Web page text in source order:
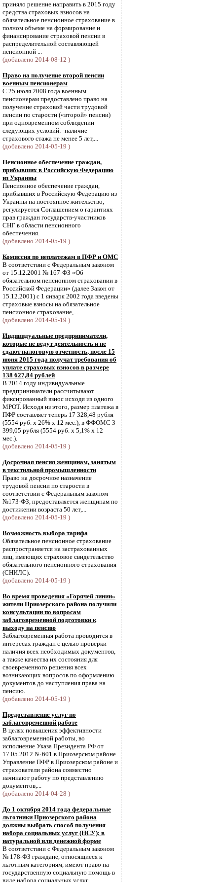
приняло решение направить в 2015 году
средства страховых взносов на
обязательное пенсионное страхование в
полном объеме на формирование и
финансирование страховой пенсии в
распределительной составляющей
пенсионной ...
(добавлено 2014-08-12 )
Право на получение второй пенсии
военным пенсионерам
С 25 июля 2008 года военным
пенсионерам предоставлено право на
получение страховой части трудовой
пенсии по старости («второй» пенсии)
при одновременном соблюдении
следующих условий: -наличие
страхового стажа не менее 5 лет,...
(добавлено 2014-05-19 )
Пенсионное обеспечение граждан,
прибывших в Российскую Федерацию
из Украины
Пенсионное обеспечение граждан,
прибывших в Российскую Федерацию из
Украины на постоянное жительство,
регулируется Соглашением о гарантиях
прав граждан государств-участников
СНГ в области пенсионного
обеспечения.
(добавлено 2014-05-19 )
Комиссия по неплатежам в ПФР и ОМС
В соответствии с Федеральным законом
от 15.12.2001 № 167-ФЗ «Об
обязательном пенсионном страховании в
Российской Федерации» (далее Закон от
15.12.2001) с 1 января 2002 года введены
страховые взносы на обязательное
пенсионное страхование,...
(добавлено 2014-05-19 )
Индивидуальные предприниматели,
которые не ведут деятельность и не
сдают налоговую отчетность, после 15
июня 2015 года получат требования об
уплате страховых взносов в размере
138 627,84 рублей
В 2014 году индивидуальные
предприниматели рассчитывают
фиксированный взнос исходя из одного
МРОТ. Исходя из этого, размер платежа в
ПФР составляет теперь 17 328,48 рубля
(5554 руб. х 26% х 12 мес.), в ФФОМС 3
399,05 рубля (5554 руб. х 5,1% х 12
мес.).
(добавлено 2014-05-19 )
Досрочная пенсия женщинам, занятым
в текстильной промышленности
Право на досрочное назначение
трудовой пенсии по старости в
соответствии с Федеральным законом
№173-ФЗ, предоставляется женщинам по
достижении возраста 50 лет,...
(добавлено 2014-05-19 )
Возможность выбора тарифа
Обязательное пенсионное страхование
распространяется на застрахованных
лиц, имеющих страховое свидетельство
обязательного пенсионного страхования
(СНИЛС).
(добавлено 2014-05-19 )
Во время проведения «Горячей линии»
жители Приозерского района получили
консультации по вопросам
заблаговременной подготовки к
выходу на пенсию
Заблаговременная работа проводится в
интересах граждан с целью проверки
наличия всех необходимых документов,
а также качества их состояния для
своевременного решения всех
возникающих вопросов по оформлению
документов до наступления права на
пенсию.
(добавлено 2014-05-19 )
Предоставление услуг по
заблаговременной работе
В целях повышения эффективности
заблаговременной работы, во
исполнение Указа Президента РФ от
17.05.2012 № 601 в Приозерском районе
Управление ПФР в Приозерском районе и
страхователи района совместно
начинают работу по представлению
документов,...
(добавлено 2014-04-28 )
До 1 октября 2014 года федеральные
льготники Приозерского района
должны выбрать способ получения
набора социальных услуг (НСУ): в
натуральной или денежной форме
В соответствии с Федеральным законом
№ 178-ФЗ граждане, относящиеся к
льготным категориям, имеют право на
государственную социальную помощь в
виде набора социальных услуг,...